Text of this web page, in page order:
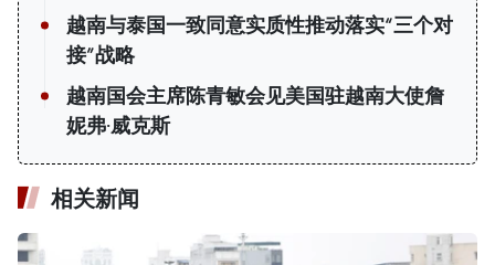
越南与泰国一致同意实质性推动落实“三个对
接”战略
越南国会主席陈青敏会见美国驻越南大使詹
妮弗·威克斯
相关新闻